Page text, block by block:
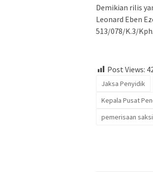
Demikian rilis
Leonard Eben
513/078/K.3/
Post Views:
Jaksa Penyidik
Kepala Pusat
pemerisaan saksi